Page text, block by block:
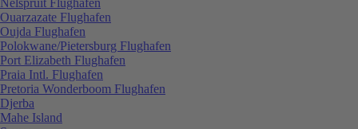
Ouarzazate Flughafen
Oujda Flughafen
Polokwane/Pietersburg Flughafen
Port Elizabeth Flughafen
Praia Intl. Flughafen
Pretoria Wonderboom Flughafen
Djerba
Mahe Island